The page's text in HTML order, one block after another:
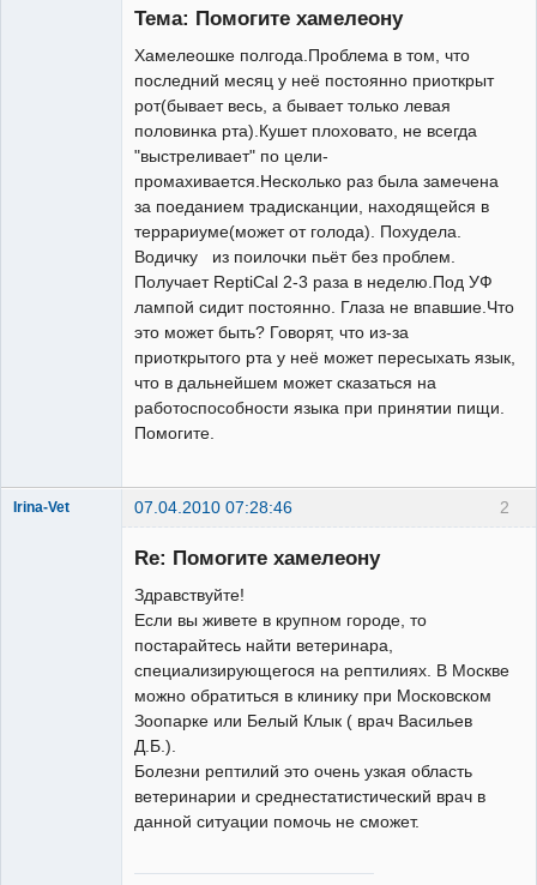
Тема: Помогите хамелеону
Хамелеошке полгода.Проблема в том, что
последний месяц у неё постоянно приоткрыт
рот(бывает весь, а бывает только левая
половинка рта).Кушет плоховато, не всегда
"выстреливает" по цели-
промахивается.Несколько раз была замечена
за поеданием традисканции, находящейся в
террариуме(может от голода). Похудела.
Водичку из поилочки пьёт без проблем.
Получает ReptiCal 2-3 раза в неделю.Под УФ
лампой сидит постоянно. Глаза не впавшие.Что
это может быть? Говорят, что из-за
приоткрытого рта у неё может пересыхать язык,
что в дальнейшем может сказаться на
работоспособности языка при принятии пищи.
Помогите.
2
Irina-Vet 07.04.2010 07:28:46
Re: Помогите хамелеону
Здравствуйте!
Если вы живете в крупном городе, то
постарайтесь найти ветеринара,
специализирующегося на рептилиях. В Москве
можно обратиться в клинику при Московском
Зоопарке или Белый Клык ( врач Васильев
Д.Б.).
Болезни рептилий это очень узкая область
ветеринарии и среднестатистический врач в
данной ситуации помочь не сможет.